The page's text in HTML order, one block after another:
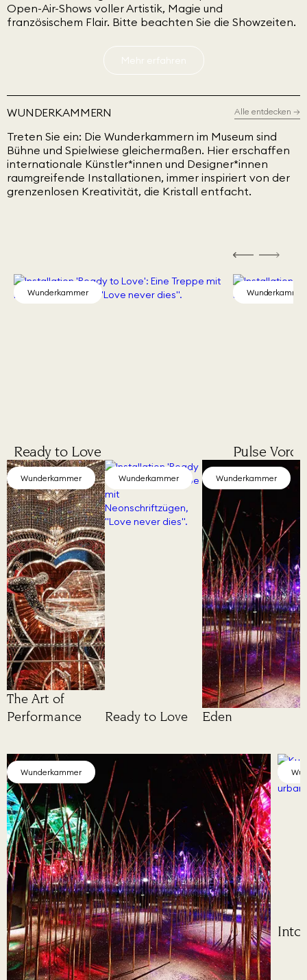
Open-Air-Shows voller Artistik, Magie und
französischem Flair. Bitte beachten Sie die Showzeiten.
Mehr erfahren
WUNDERKAMMERN Alle entdecken →
Treten Sie ein: Die Wunderkammern im Museum sind
Bühne und Spielwiese gleichermaßen. Hier erschaffen
internationale Künstler*innen und Designer*innen
raumgreifende Installationen, immer inspiriert von der
grenzenlosen Kreativität, die Kristall entfacht.
Wunderkammer
Ready to Love
Wunderkammer
Pulse
Wunderkammer
The Art of
Performance
Wunderkammer
Ready to Love
Wunderkammer
Eden
Wunderkammer
Into